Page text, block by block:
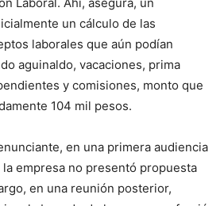
un cálculo de las
laborales que aún podían
aguinaldo, vacaciones, prima
y comisiones, monto que
104 mil pesos.
en una primera audiencia
empresa no presentó propuesta
en una reunión posterior,